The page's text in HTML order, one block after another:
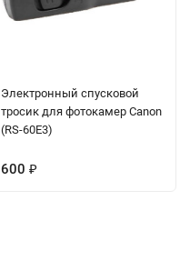
Электронный спусковой
тросик для фотокамер Canon
(RS-60E3)
600 ₽